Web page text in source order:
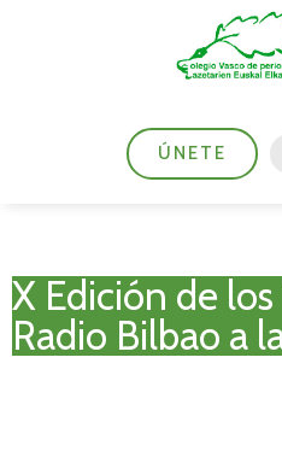
ÚNETE
X Edición de los
Radio Bilbao a